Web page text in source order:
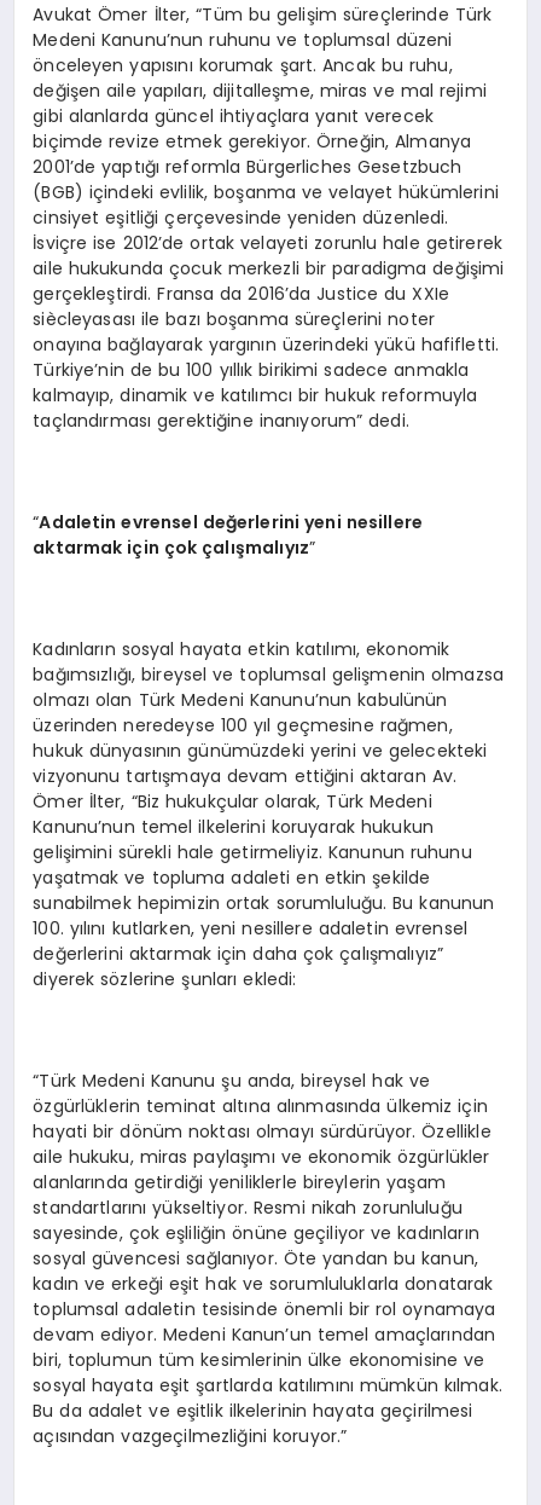
Avukat Ömer İlter, “Tüm bu gelişim süreçlerinde Türk
Medeni Kanunu’nun ruhunu ve toplumsal düzeni
önceleyen yapısını korumak şart. Ancak bu ruhu,
değişen aile yapıları, dijitalleşme, miras ve mal rejimi
gibi alanlarda güncel ihtiyaçlara yanıt verecek
biçimde revize etmek gerekiyor. Örneğin, Almanya
2001’de yaptığı reformla Bürgerliches Gesetzbuch
(BGB) içindeki evlilik, boşanma ve velayet hükümlerini
cinsiyet eşitliği çerçevesinde yeniden düzenledi.
İsviçre ise 2012’de ortak velayeti zorunlu hale getirerek
aile hukukunda çocuk merkezli bir paradigma değişimi
gerçekleştirdi. Fransa da 2016’da Justice du XXIe
siècleyasası ile bazı boşanma süreçlerini noter
onayına bağlayarak yargının üzerindeki yükü hafifletti.
Türkiye’nin de bu 100 yıllık birikimi sadece anmakla
kalmayıp, dinamik ve katılımcı bir hukuk reformuyla
taçlandırması gerektiğine inanıyorum” dedi.
“Adaletin evrensel değerlerini yeni nesillere
aktarmak için çok çalışmalıyız”
Kadınların sosyal hayata etkin katılımı, ekonomik
bağımsızlığı, bireysel ve toplumsal gelişmenin olmazsa
olmazı olan Türk Medeni Kanunu’nun kabulünün
üzerinden neredeyse 100 yıl geçmesine rağmen,
hukuk dünyasının günümüzdeki yerini ve gelecekteki
vizyonunu tartışmaya devam ettiğini aktaran Av.
Ömer İlter, “Biz hukukçular olarak, Türk Medeni
Kanunu’nun temel ilkelerini koruyarak hukukun
gelişimini sürekli hale getirmeliyiz. Kanunun ruhunu
yaşatmak ve topluma adaleti en etkin şekilde
sunabilmek hepimizin ortak sorumluluğu. Bu kanunun
100. yılını kutlarken, yeni nesillere adaletin evrensel
değerlerini aktarmak için daha çok çalışmalıyız”
diyerek sözlerine şunları ekledi:
“Türk Medeni Kanunu şu anda, bireysel hak ve
özgürlüklerin teminat altına alınmasında ülkemiz için
hayati bir dönüm noktası olmayı sürdürüyor. Özellikle
aile hukuku, miras paylaşımı ve ekonomik özgürlükler
alanlarında getirdiği yeniliklerle bireylerin yaşam
standartlarını yükseltiyor. Resmi nikah zorunluluğu
sayesinde, çok eşliliğin önüne geçiliyor ve kadınların
sosyal güvencesi sağlanıyor. Öte yandan bu kanun,
kadın ve erkeği eşit hak ve sorumluluklarla donatarak
toplumsal adaletin tesisinde önemli bir rol oynamaya
devam ediyor. Medeni Kanun’un temel amaçlarından
biri, toplumun tüm kesimlerinin ülke ekonomisine ve
sosyal hayata eşit şartlarda katılımını mümkün kılmak.
Bu da adalet ve eşitlik ilkelerinin hayata geçirilmesi
açısından vazgeçilmezliğini koruyor.”